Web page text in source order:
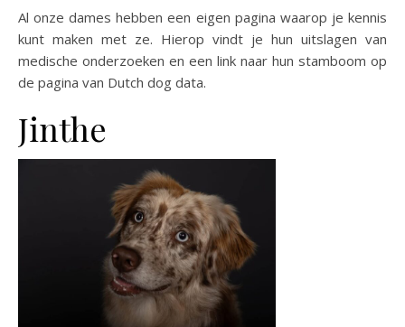
Al onze dames hebben een eigen pagina waarop je kennis
kunt maken met ze. Hierop vindt je hun uitslagen van
medische onderzoeken en een link naar hun stamboom op
de pagina van Dutch dog data.
Jinthe